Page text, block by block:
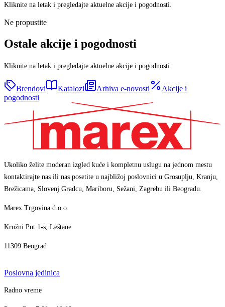
Kliknite na letak i pregledajte aktuelne akcije i pogodnosti.
Ne propustite
Ostale akcije i pogodnosti
Kliknite na letak i pregledajte aktuelne akcije i pogodnosti.
Brendovi Katalozi Arhiva e-novosti
Akcije i
pogodnosti
Ukoliko želite moderan izgled kuće i kompletnu uslugu na jednom mestu
kontaktirajte nas ili nas posetite u najbližoj poslovnici u Grosuplju, Kranju,
Brežicama, Slovenj Gradcu, Mariboru, Sežani, Zagrebu ili Beogradu.
Marex Trgovina d.o.o.
Kružni Put 1-s, Leštane
11309 Beograd
Poslovna jedinica
Radno vreme